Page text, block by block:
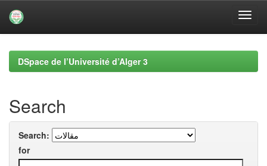
navigationDSpace de l’Université d’Alger 3
Search
Search:
for